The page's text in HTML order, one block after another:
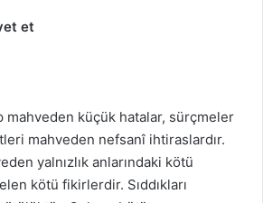
et
mahveden küçük hatalar, sürçmeler
mahveden nefsanî ihtiraslardır.
yalnızlık anlarındaki kötü
kötü fikirlerdir. Sıddıkları